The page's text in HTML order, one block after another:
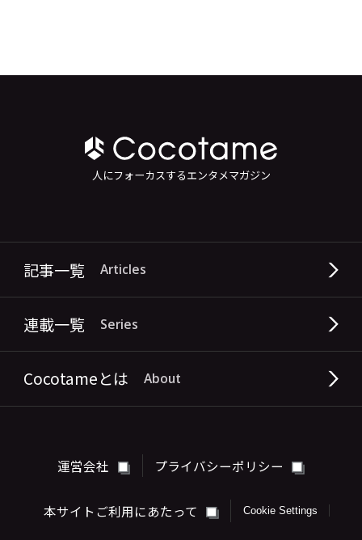
人にフォーカスするエンタメマガジン
記事一覧 Articles
連載一覧 Series
Cocotameとは About
運営会社 プライバシーポリシー
本サイトご利用にあたって Cookie Settings